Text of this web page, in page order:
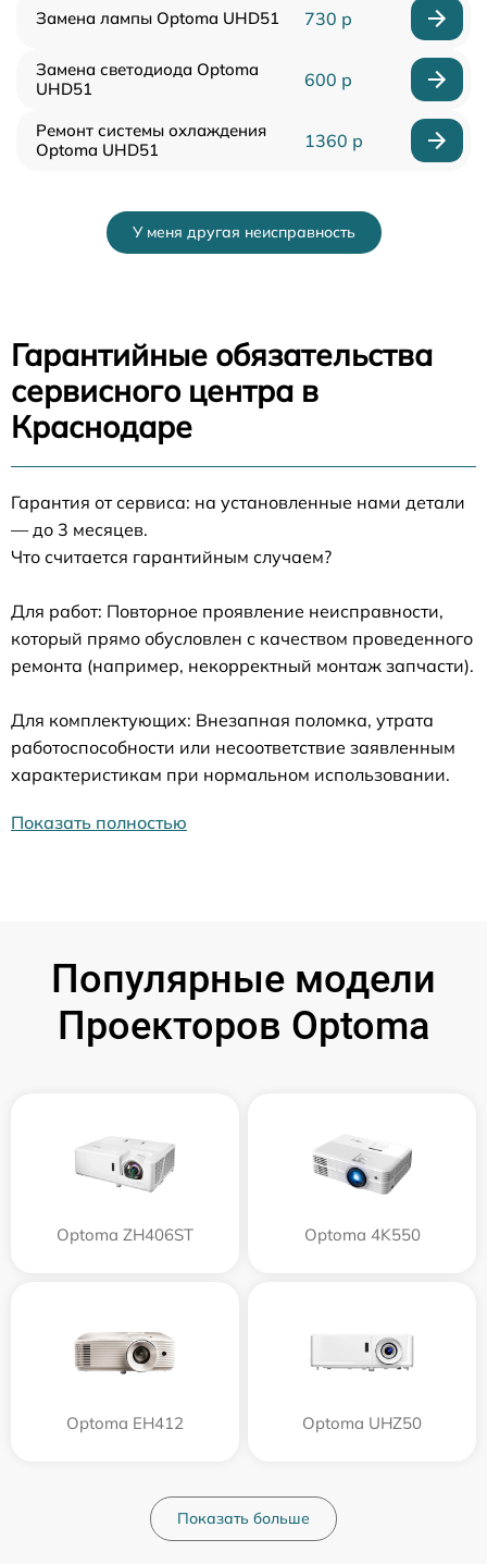
Замена лампы Optoma UHD51 730 р
Замена светодиода Optoma
UHD51
600 р
Ремонт системы охлаждения
Optoma UHD51
1360 р
У меня другая неисправность
Гарантийные обязательства
сервисного центра в
Краснодаре
Гарантия от сервиса: на установленные нами детали
— до 3 месяцев.
Что считается гарантийным случаем?
Для работ: Повторное проявление неисправности,
который прямо обусловлен с качеством проведенного
ремонта (например, некорректный монтаж запчасти).
Для комплектующих: Внезапная поломка, утрата
работоспособности или несоответствие заявленным
характеристикам при нормальном использовании.
Показать полностью
Популярные модели
Проекторов Optoma
Optoma ZH406ST Optoma 4K550
Optoma EH412 Optoma UHZ50
Показать больше